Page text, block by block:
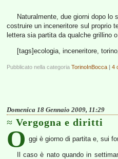
Naturalmente, due giorni dopo
costruire un inceneritore sul proprio
lettera sia partita da qualche grillino
[tags]ecologia, inceneritore,
Pubblicato nella categoria TorinoInBocca | 4
Domenica 18 Gennaio 2009, 11:29
Vergogna e diritti
O ggi è giorno di partita e, sui
Il caso è nato quando in